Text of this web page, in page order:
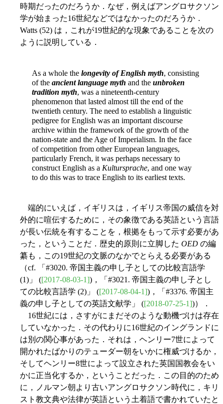
時期だったのだろうか．なぜ，例えばアングロサクソン
学が始まった16世紀などではなかったのだろうか．
Watts (52) は，これが19世紀的な現象であることを次の
ように説明している．
As a whole the longevity of English myth, consisting
of the ancient language myth and the unbroken
tradition myth, was a nineteenth-century
phenomenon that lasted almost till the end of the
twentieth century. The need to establish a linguistic
pedigree for English was an important discourse
archive within the framework of the growth of the
nation-state and the Age of Imperialism. In the face
of competition from other European languages,
particularly French, it was perhaps necessary to
construct English as a Kultursprache, and one way
to do this was to trace English to its earliest texts.
端的にいえば，イギリスは，イギリス帝国の威信を対
外的に喧伝するために，その象徴である英語という言語
が長い伝統を有することを，根拠をもって示す必要があ
った，ということだ．歴史的原則に立脚した OED の編
纂も，この19世紀の文脈のなかでとらえる必要がある
（cf. 「#3020. 帝国主義の申し子としての比較言語学
(1)」 ([2017-08-03-1])，「#3021. 帝国主義の申し子とし
ての比較言語学 (2)」 ([2017-08-04-1])，「#3376. 帝国主
義の申し子としての英語文献学」 ([2018-07-25-1])）．
16世紀には，さすがにまだそのような動機づけは存在
していなかった．その代わりに16世紀のイングランドに
は別の関心事があった．それは，ヘンリー7世によって
開かれたばかりのテューダー朝をいかに権威づけるか，
そしてヘンリー8世によって設立された英国国教会をい
かに正当化するか，ということだった．この目的のため
に，ノルマン朝より古いアングロサクソン時代に，キリ
スト教文典や法律が英語という土着語で書かれていたと